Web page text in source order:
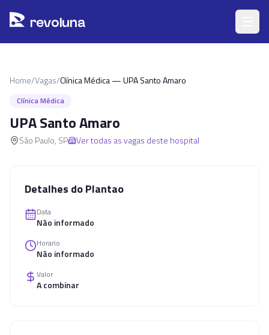
revoluna
Home/Vagas/Clínica Médica — UPA Santo Amaro
Clínica Médica
UPA Santo Amaro
São Paulo, SP Ver todas as vagas deste hospital
Detalhes do Plantao
Data
Não informado
Horario
Não informado
Valor
A combinar